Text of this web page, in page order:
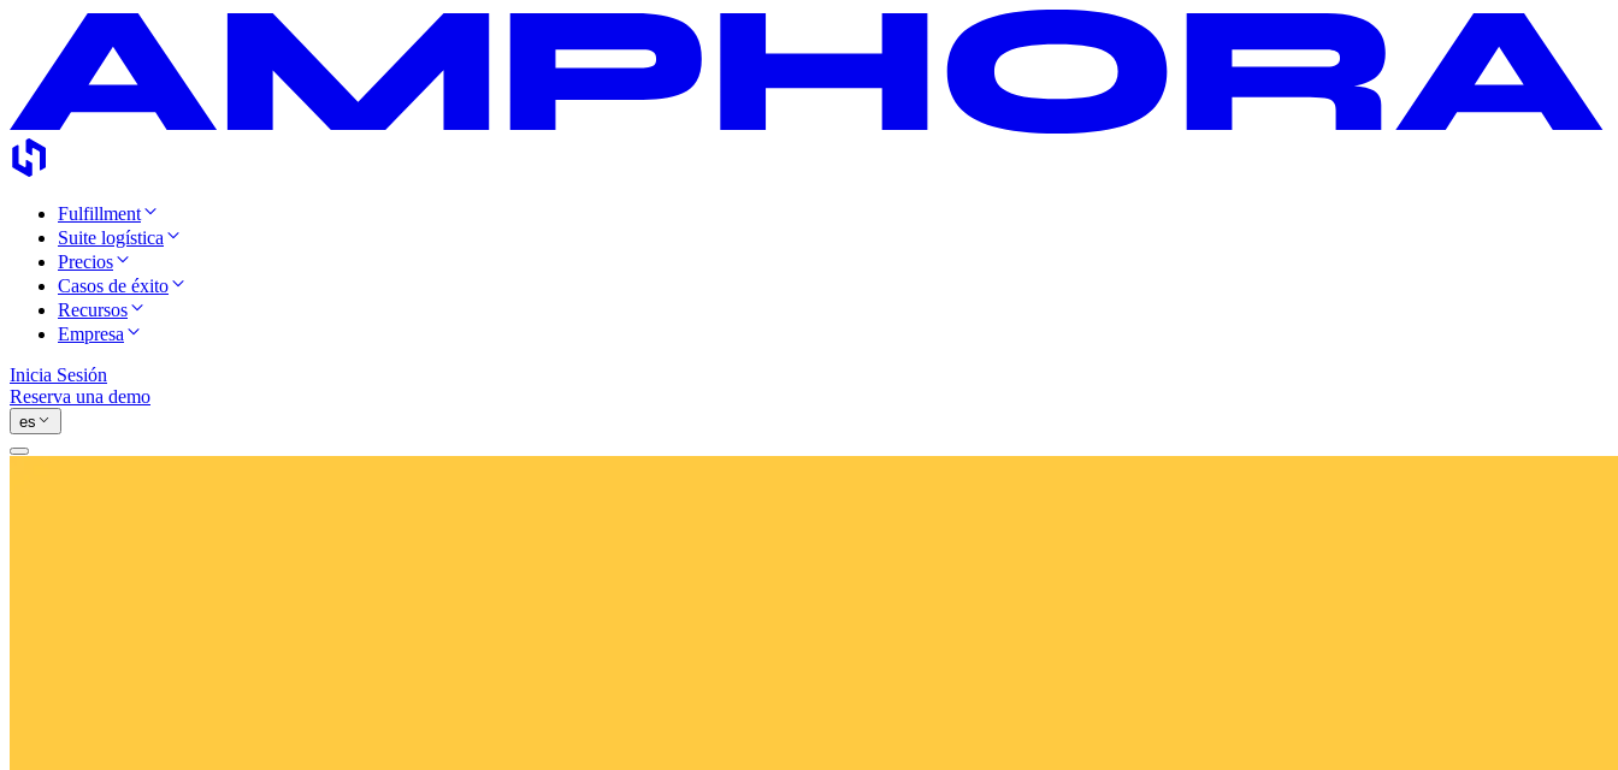
Fulfillment
Suite logística
Precios
Casos de éxito
Recursos
Empresa
Inicia Sesión
Reserva una demo
es